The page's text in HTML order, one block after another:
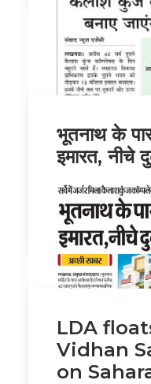
by ldaadmin
भूतनाथ के
इमारत, नीचे
LDA
Vidhan
on